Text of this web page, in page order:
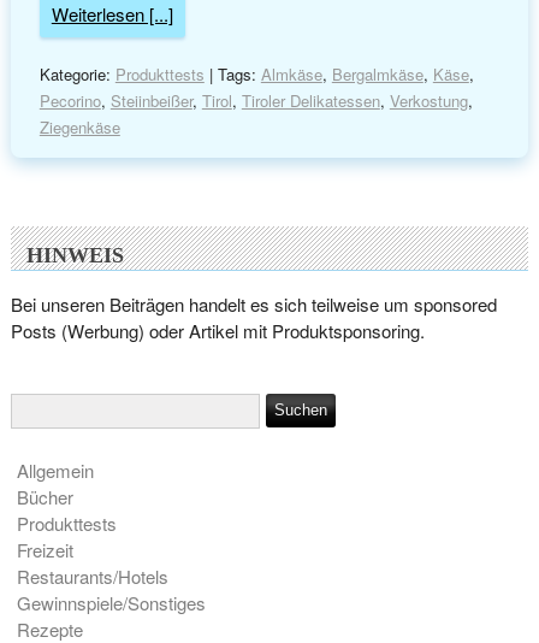
Weiterlesen [...]
Kategorie: Produkttests | Tags: Almkäse, Bergalmkäse, Käse,
Pecorino, Steiinbeißer, Tirol, Tiroler Delikatessen, Verkostung,
Ziegenkäse
HINWEIS
Bei unseren Beiträgen handelt es sich teilweise um sponsored
Posts (Werbung) oder Artikel mit Produktsponsoring.
Allgemein
Bücher
Produkttests
Freizeit
Restaurants/Hotels
Gewinnspiele/Sonstiges
Rezepte